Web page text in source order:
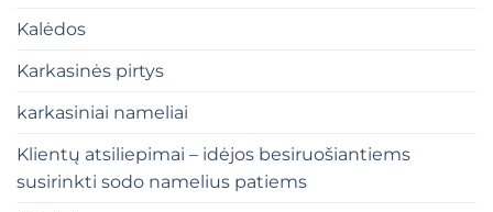
Kalėdos
Karkasinės pirtys
karkasiniai nameliai
Klientų atsiliepimai – idėjos besiruošiantiems
susirinkti sodo namelius patiems